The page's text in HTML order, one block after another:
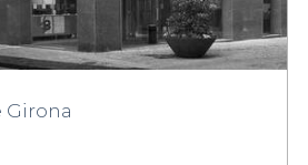
Girona